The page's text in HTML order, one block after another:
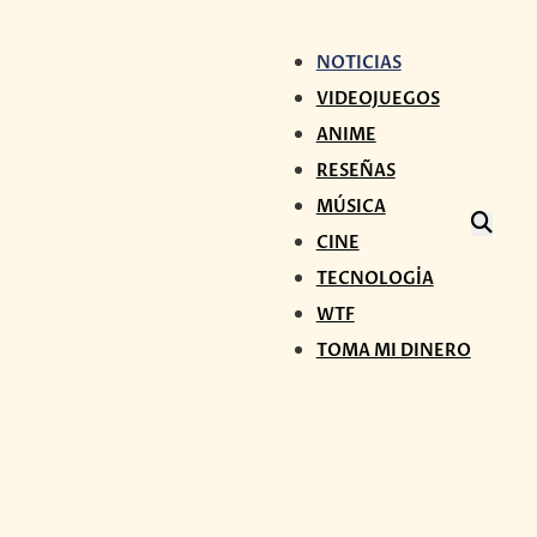
NOTICIAS
VIDEOJUEGOS
ANIME
RESEÑAS
MÚSICA
CINE
TECNOLOGÍA
WTF
TOMA MI DINERO